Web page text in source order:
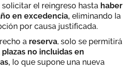
solicitar el reingreso hasta haber
en excedencia, eliminando la
por causa justificada.
a reserva, solo se permitirá
no incluidas en
lo que supone una nueva